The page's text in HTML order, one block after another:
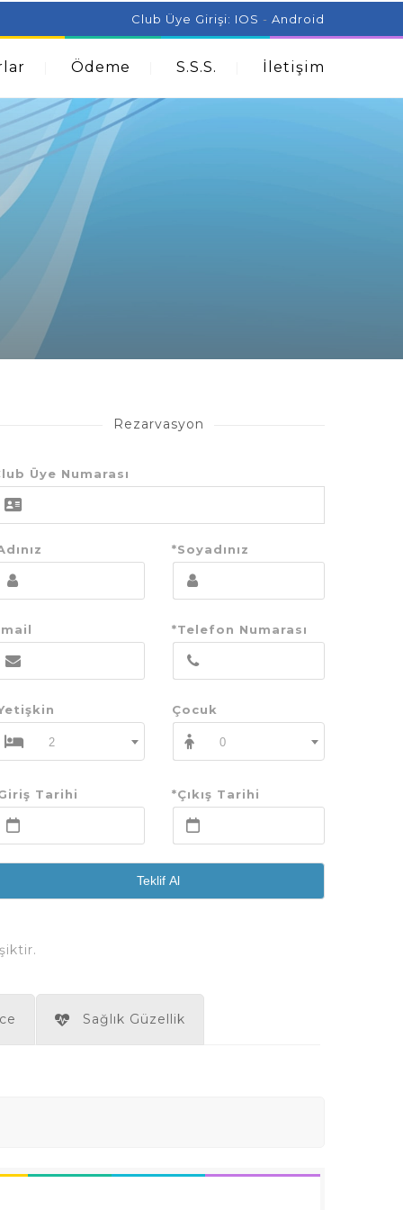
Can Help With Acne Problems Aromatherapy And
Club Üye Girişi: IOS - Android
Ödeme S.S.S. İletişim
Rezarvasyon
Üye Numarası
*Soyadınız
*Telefon Numarası
2
Çocuk
0
Tarihi *Çıkış Tarihi
Teklif Al
Sağlık Güzellik